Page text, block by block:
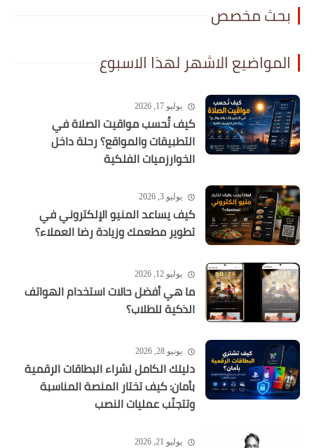
بحث مخصص
المواضيع الاشهر لهذا الاسبوع
يوليو 17, 2026
كيف تُحسب مواقيت الصلاة في
التطبيقات والمواقع؟ رحلة داخل
الخوارزميات الفلكية
يوليو 3, 2026
كيف يساعد المنيو الإلكتروني في
تطوير مطعمك وزيادة رضا العملاء؟
يوليو 12, 2026
ما هي أفضل حالات استخدام الهواتف
الذكية للطلاب؟
يونيو 28, 2026
دليلك الكامل لشراء البطاقات الرقمية
بأمان: كيف تختار المنصة المناسبة
وتتجنّب عمليات النصب
يوليو 21, 2026